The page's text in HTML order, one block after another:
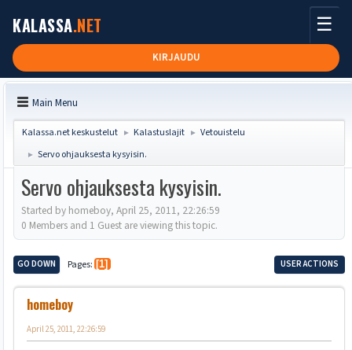
KALASSA.NET
KIRJAUDU
☰
Main Menu
Kalassa.net keskustelut ► Kalastuslajit ► Vetouistelu
► Servo ohjauksesta kysyisin.
Servo ohjauksesta kysyisin.
Started by homeboy, April 25, 2011, 22:26:59
0 Members and 1 Guest are viewing this topic.
GO DOWN Pages 1 USER ACTIONS
homeboy
April 25, 2011, 22:26:59